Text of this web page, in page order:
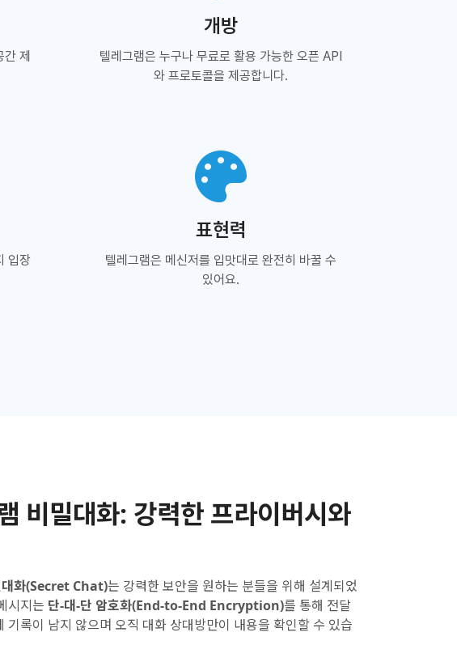
제
개방
텔레그램은 누구나 무료로 활용 가능한 오픈 API
와 프로토콜을 제공합니다.
입장
표현력
텔레그램은 메신저를 입맛대로 완전히 바꿀 수
있어요.
비밀대화: 강력한 프라이버시와
대화(Secret Chat)는 강력한 보안을 원하는 분들을 위해 설계되었
시지는 단-대-단 암호화(End-to-End Encryption)를 통해 전달
기록이 남지 않으며 오직 대화 상대방만이 내용을 확인할 수 있습